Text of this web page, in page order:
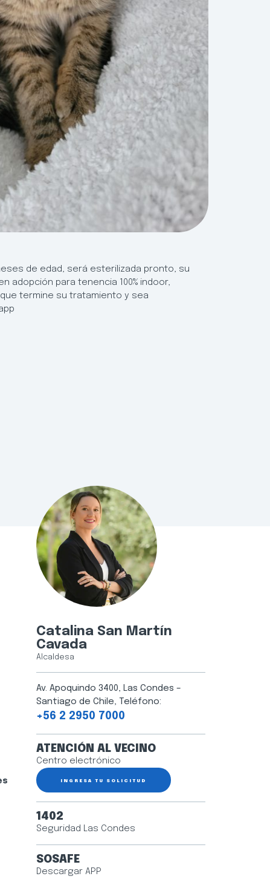
de edad, será esterilizada pronto, su
adopción para tenencia 100% indoor,
termine su tratamiento y sea
Catalina San Martín
Cavada
Alcaldesa
Av. Apoquindo 3400, Las Condes –
Santiago de Chile, Teléfono:
+56 2 2950 7000
ATENCIÓN AL VECINO
Centro electrónico
INGRESA TU SOLICITUD
1402
Seguridad Las Condes
SOSAFE
Descargar APP